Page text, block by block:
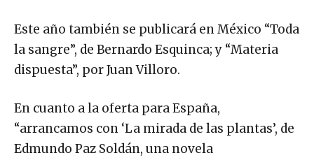
Este año también se publicará en México “Toda
la sangre”, de Bernardo Esquinca; y “Materia
dispuesta”, por Juan Villoro.
En cuanto a la oferta para España,
“arrancamos con ‘La mirada de las plantas’, de
Edmundo Paz Soldán, una novela